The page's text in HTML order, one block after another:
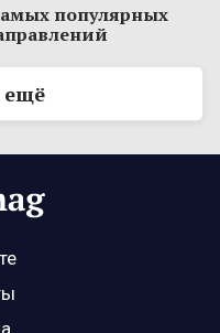
популярных
ещё